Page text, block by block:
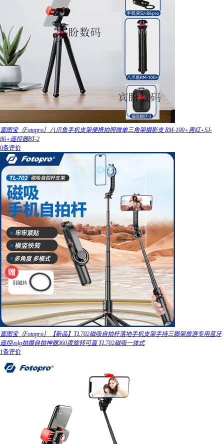
富图宝（Fotopro）八爪鱼手机支架便携拍照微单三角架摄影支 RM-100+黑红+SJ-
86+遥控器BT-2
0条评价
富图宝（Fotopro）【新品】TL702磁吸自拍杆落地手机支架手持三脚架旅游专用蓝牙
遥控volg拍摄自拍神器360度旋转可直 TL702磁吸一体式
1条评价